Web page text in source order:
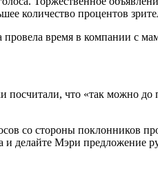
количество процентов
время в компании с
что «так можно до
со стороны поклонников
делайте Мэри предложение